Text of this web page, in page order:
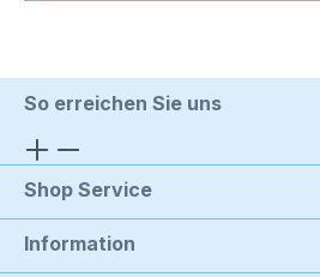
So erreichen Sie uns
Shop Service
Information